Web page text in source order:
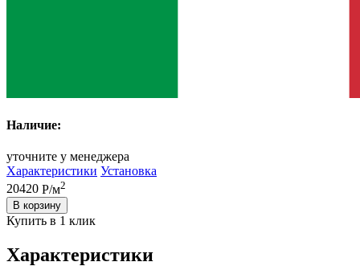
Наличие:
уточните у менеджера
Характеристики Установка
20420 Р/м2
В корзину
Купить в 1 клик
Характеристики